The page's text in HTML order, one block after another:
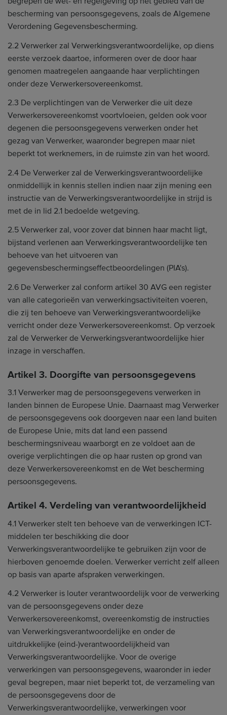
bescherming van persoonsgegevens, zoals de Algemene
Verordening Gegevensbescherming.
2.2 Verwerker zal Verwerkingsverantwoordelijke, op diens
eerste verzoek daartoe, informeren over de door haar
genomen maatregelen aangaande haar verplichtingen
onder deze Verwerkersovereenkomst.
2.3 De verplichtingen van de Verwerker die uit deze
Verwerkersovereenkomst voortvloeien, gelden ook voor
degenen die persoonsgegevens verwerken onder het
gezag van Verwerker, waaronder begrepen maar niet
beperkt tot werknemers, in de ruimste zin van het woord.
2.4 De Verwerker zal de Verwerkingsverantwoordelijke
onmiddellijk in kennis stellen indien naar zijn mening een
instructie van de Verwerkingsverantwoordelijke in strijd is
met de in lid 2.1 bedoelde wetgeving.
2.5 Verwerker zal, voor zover dat binnen haar macht ligt,
bijstand verlenen aan Verwerkingsverantwoordelijke ten
behoeve van het uitvoeren van
gegevensbeschermingseffectbeoordelingen (PIA's).
2.6 De Verwerker zal conform artikel 30 AVG een register
van alle categorieën van verwerkingsactiviteiten voeren,
die zij ten behoeve van Verwerkingsverantwoordelijke
verricht onder deze Verwerkersovereenkomst. Op verzoek
zal de Verwerker de Verwerkingsverantwoordelijke hier
inzage in verschaffen.
Artikel 3. Doorgifte van persoonsgegevens
3.1 Verwerker mag de persoonsgegevens verwerken in
landen binnen de Europese Unie. Daarnaast mag Verwerker
de persoonsgegevens ook doorgeven naar een land buiten
de Europese Unie, mits dat land een passend
beschermingsniveau waarborgt en ze voldoet aan de
overige verplichtingen die op haar rusten op grond van
deze Verwerkersovereenkomst en de Wet bescherming
persoonsgegevens.
Artikel 4. Verdeling van verantwoordelijkheid
4.1 Verwerker stelt ten behoeve van de verwerkingen ICT-
middelen ter beschikking die door
Verwerkingsverantwoordelijke te gebruiken zijn voor de
hierboven genoemde doelen. Verwerker verricht zelf alleen
op basis van aparte afspraken verwerkingen.
4.2 Verwerker is louter verantwoordelijk voor de verwerking
van de persoonsgegevens onder deze
Verwerkersovereenkomst, overeenkomstig de instructies
van Verwerkingsverantwoordelijke en onder de
uitdrukkelijke (eind-)verantwoordelijkheid van
Verwerkingsverantwoordelijke. Voor de overige
verwerkingen van persoonsgegevens, waaronder in ieder
geval begrepen, maar niet beperkt tot, de verzameling van
de persoonsgegevens door de
Verwerkingsverantwoordelijke, verwerkingen voor